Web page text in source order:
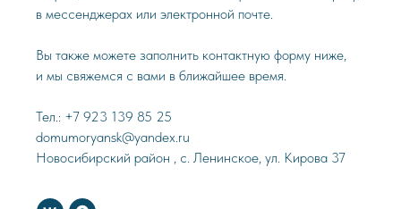
в мессенджерах или электронной почте.
Вы также можете заполнить контактную форму ниже,
и мы свяжемся с вами в ближайшее время.
Тел.: +7 923 139 85 25
domumoryansk@yandex.ru
Новосибирский район , с. Ленинское, ул. Кирова 37